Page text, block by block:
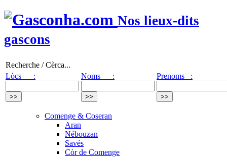
Nos lieux-dits
gascons
Recherche / Cèrca...
Lòcs :
Noms : Prenoms :
Comenge & Coseran
Aran
Nébouzan
Savés
Còr de Comenge